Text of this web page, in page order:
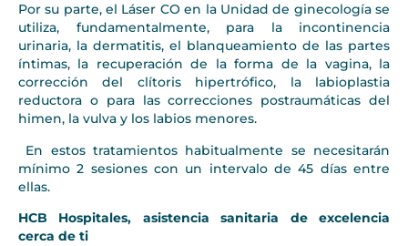
Por su parte, el Láser CO en la Unidad de ginecología se
utiliza, fundamentalmente, para la incontinencia
urinaria, la dermatitis, el blanqueamiento de las partes
íntimas, la recuperación de la forma de la vagina, la
corrección del clítoris hipertrófico, la labioplastia
reductora o para las correcciones postraumáticas del
himen, la vulva y los labios menores.
En estos tratamientos habitualmente se necesitarán
mínimo 2 sesiones con un intervalo de 45 días entre
ellas.
HCB Hospitales, asistencia sanitaria de excelencia
cerca de ti